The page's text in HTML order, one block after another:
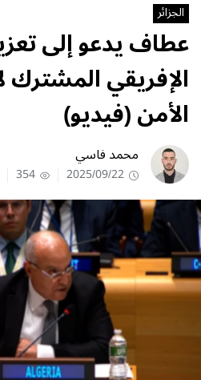
الجزائر
عطاف يدعو إلى
الإفريقي
الأمن (فيديو)
محمد فاسي
2025/09/22
354